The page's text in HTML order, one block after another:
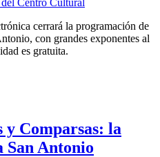
cerrará la programación de
con grandes exponentes al
es gratuita.
Comparsas: la
San Antonio